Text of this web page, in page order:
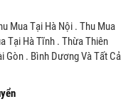
Mua Tại Hà Nội . Thu Mua
Tại Hà Tĩnh . Thừa Thiên
Gòn . Bình Dương Và Tất Cả
chuyển